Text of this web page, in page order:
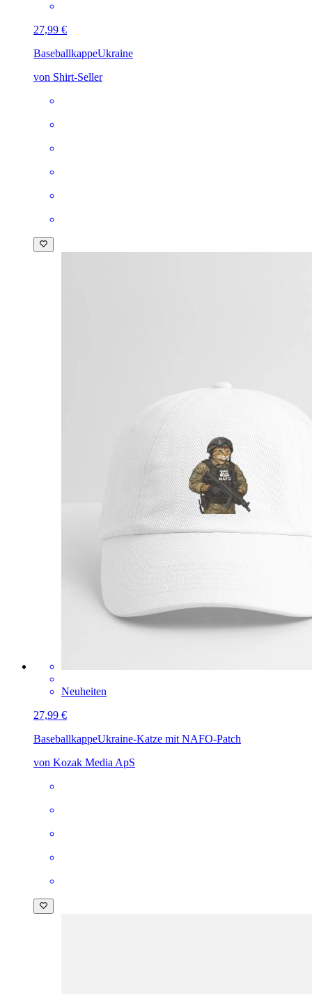
27,99 €
BaseballkappeUkraine
von Shirt-Seller
Neuheiten
27,99 €
BaseballkappeUkraine-Katze mit NAFO-Patch
von Kozak Media ApS